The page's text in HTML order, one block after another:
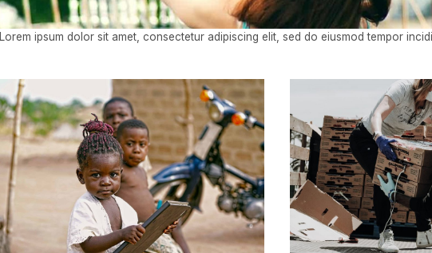
Lorem ipsum dolor sit amet, consectetur adipiscing elit, sed do eiusmod tempor